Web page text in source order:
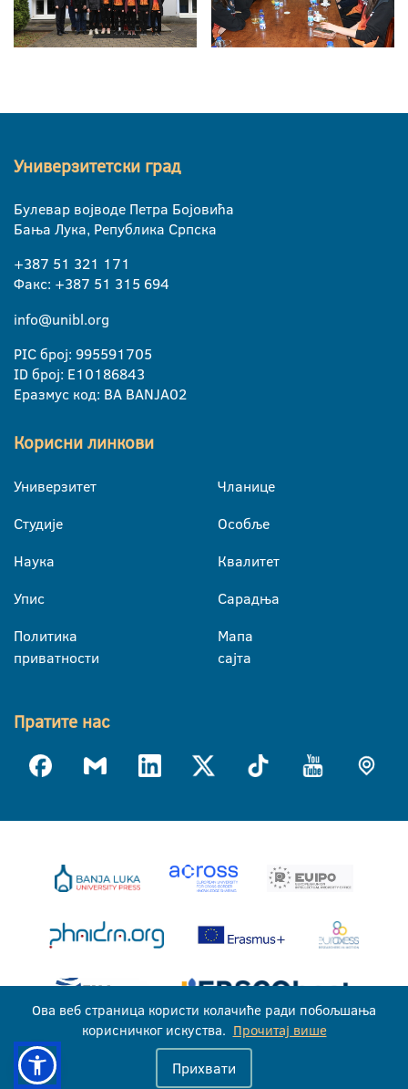
Универзитетски град
Булевар војводе Петра Бојовића
Бања Лука, Република Српска
+387 51 321 171
Факс: +387 51 315 694
info@unibl.org
PIC број: 995591705
ID број: E10186843
Еразмус код: BA BANJA02
Корисни линкови
Универзитет
Студије
Наука
Упис
Политика
приватности
Чланице
Особље
Квалитет
Сарадња
Мапа
сајта
Пратите нас
Сва права задржана
Ова веб страница користи колачиће ради побољшања
корисничког искуства. Прочитај више
Прихвати